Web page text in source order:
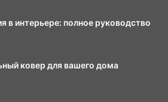
в интерьере: полное руководство
ковер для вашего дома